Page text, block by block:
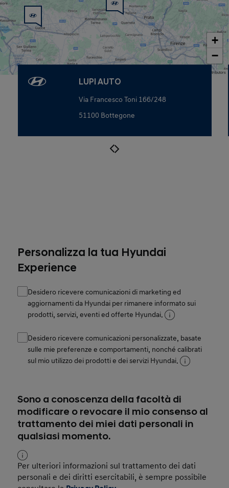
+
−
Map data © OpenStreetMap contributors
LUPI AUTO
Via Francesco Toni 166/248
51100 Bottegone
Personalizza la tua Hyundai
Experience
Desidero ricevere comunicazioni di marketing ed
aggiornamenti da Hyundai per rimanere informato sui
prodotti, servizi, eventi ed offerte Hyundai.
Desidero ricevere comunicazioni personalizzate, basate
sulle mie preferenze e comportamenti, nonché calibrati
sul mio utilizzo dei prodotti e dei servizi Hyundai.
Sono a conoscenza della facoltà di
modificare o revocare il mio consenso al
trattamento dei miei dati personali in
qualsiasi momento.
Per ulteriori informazioni sul trattamento dei dati
personali e dei diritti esercitabili, è sempre possibile